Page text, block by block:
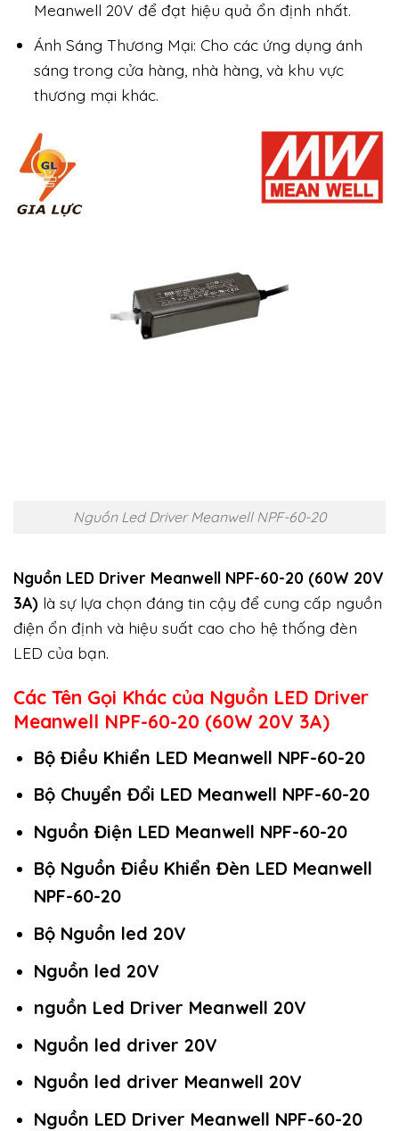
Meanwell 20V để đạt hiệu quả ổn định nhất.
Ánh Sáng Thương Mại: Cho các ứng dụng ánh
sáng trong cửa hàng, nhà hàng, và khu vực
thương mại khác.
Nguồn Led Driver Meanwell NPF-60-20
Nguồn LED Driver Meanwell NPF-60-20 (60W 20V
3A) là sự lựa chọn đáng tin cậy để cung cấp nguồn
điện ổn định và hiệu suất cao cho hệ thống đèn
LED của bạn.
Các Tên Gọi Khác của Nguồn LED Driver
Meanwell NPF-60-20 (60W 20V 3A)
Bộ Điều Khiển LED Meanwell NPF-60-20
Bộ Chuyển Đổi LED Meanwell NPF-60-20
Nguồn Điện LED Meanwell NPF-60-20
Bộ Nguồn Điều Khiển Đèn LED Meanwell
NPF-60-20
Bộ Nguồn led 20V
Nguồn led 20V
nguồn Led Driver Meanwell 20V
Nguồn led driver 20V
Nguồn led driver Meanwell 20V
Nguồn LED Driver Meanwell NPF-60-20